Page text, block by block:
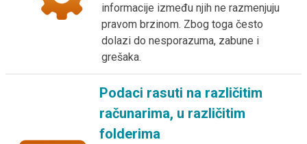
informacije između njih ne razmenjuju
pravom brzinom. Zbog toga često
dolazi do nesporazuma, zabune i
grešaka.
Podaci rasuti na različitim
računarima, u različitim
folderima